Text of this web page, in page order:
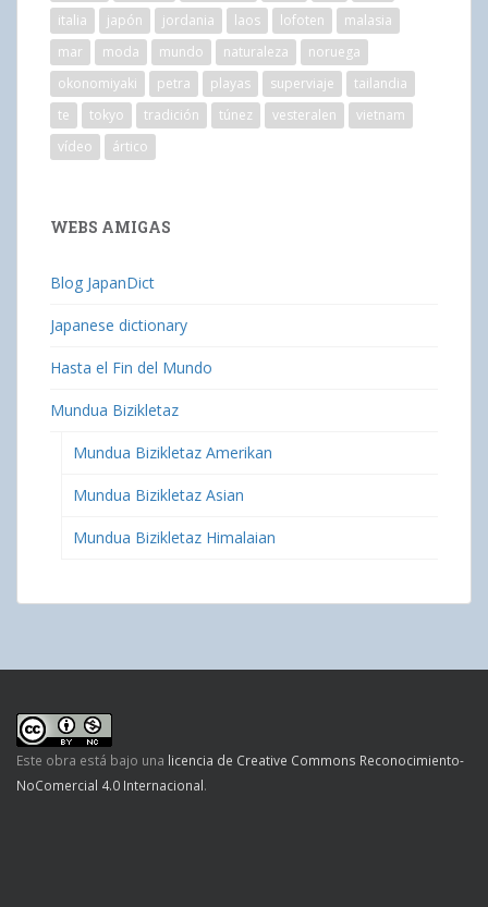
italia
japón jordania laos lofoten
malasia
mar
moda mundo naturaleza
noruega
okonomiyaki
petra playas superviaje
tailandia
te
tokyo tradición túnez vesteralen
vietnam
vídeo
ártico
WEBS AMIGAS
Blog JapanDict
Japanese dictionary
Hasta el Fin del Mundo
Mundua Bizikletaz
Mundua Bizikletaz Amerikan
Mundua Bizikletaz Asian
Mundua Bizikletaz Himalaian
Este obra está bajo una licencia de Creative Commons Reconocimiento-
NoComercial 4.0 Internacional.